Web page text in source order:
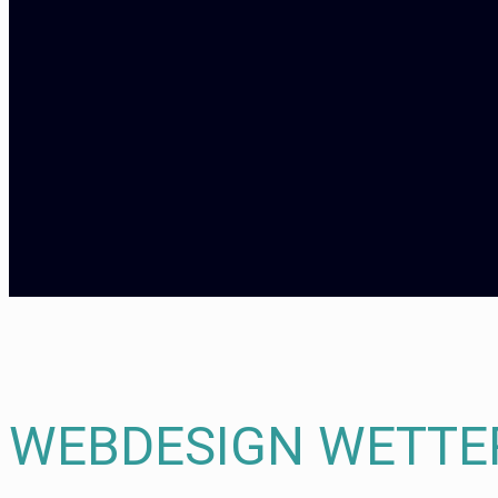
WEBDESIGN